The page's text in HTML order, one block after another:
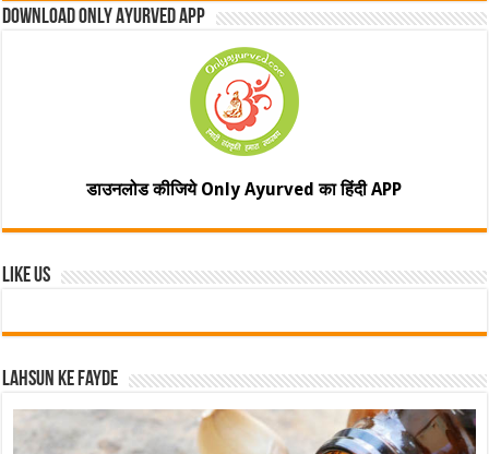
Download Only Ayurved App
डाउनलोड कीजिये Only Ayurved का हिंदी APP
Like Us
Lahsun ke fayde